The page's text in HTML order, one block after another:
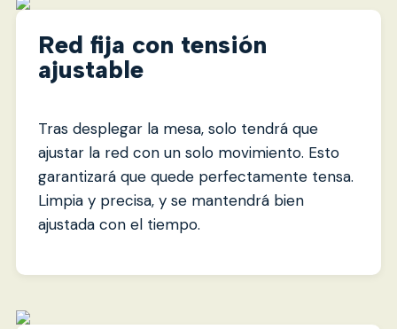
Red fija con tensión
ajustable
Tras desplegar la mesa, solo tendrá que
ajustar la red con un solo movimiento. Esto
garantizará que quede perfectamente tensa.
Limpia y precisa, y se mantendrá bien
ajustada con el tiempo.